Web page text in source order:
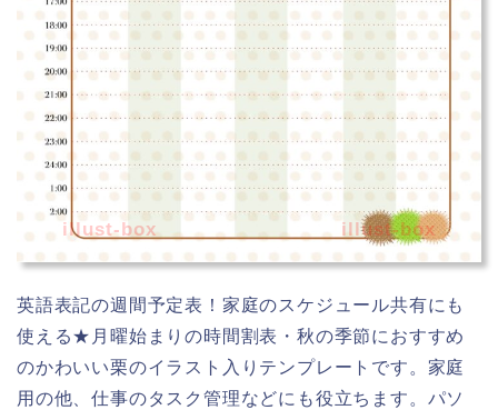
illust-box illust-box
英語表記の週間予定表！家庭のスケジュール共有にも
使える★月曜始まりの時間割表・秋の季節におすすめ
のかわいい栗のイラスト入りテンプレートです。家庭
用の他、仕事のタスク管理などにも役立ちます。パソ